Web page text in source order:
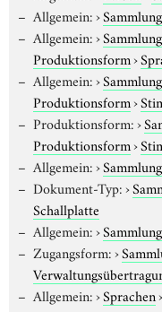
Allgemein:›Sammlung
Allgemein:›
Produktionsform›
Allgemein:›
Produktionsform›
Produktionsform:›
Produktionsform›
Allgemein:›
Dokument-Typ:›
Schallplatte
Allgemein:›
Zugangsform:›
Allgemein:›Sprachen›